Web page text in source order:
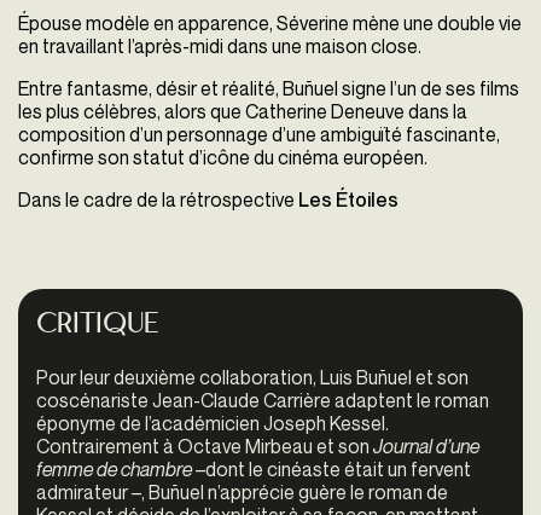
Épouse modèle en apparence, Séverine mène une double vie
en travaillant l’après-midi dans une maison close.
Entre fantasme, désir et réalité, Buñuel signe l’un de ses films
les plus célèbres, alors que Catherine Deneuve dans la
composition d’un personnage d’une ambiguïté fascinante,
confirme son statut d’icône du cinéma européen.
Dans le cadre de la rétrospective Les Étoiles
Critique
Pour leur deuxième collaboration, Luis Buñuel et son
coscénariste Jean-Claude Carrière adaptent le roman
éponyme de l’académicien Joseph Kessel.
Contrairement à Octave Mirbeau et son Journal d’une
femme de chambre–dont le cinéaste était un fervent
admirateur –, Buñuel n’apprécie guère le roman de